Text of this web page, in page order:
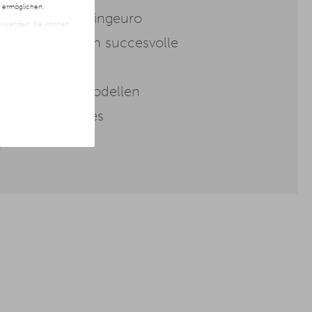
ermöglichen.
Sie können
klicken.
per marketingeuro
van succesvolle
doelgroepmodellen